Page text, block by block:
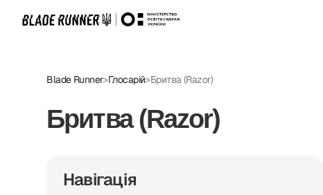
Blade Runner>Глосарій>Бритва (Razor)
Бритва (Razor)
Навігація